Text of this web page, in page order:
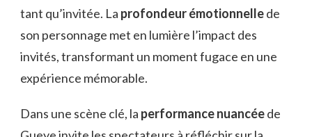
tant qu’invitée. La profondeur émotionnellede
son personnage met en lumière l’impact des
invités, transformant un moment fugace en une
expérience mémorable.
Dans une scène clé, la performance nuancéede